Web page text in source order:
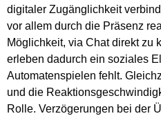
digitaler Zugänglichkeit
vor allem durch die Präsenz
Möglichkeit, via Chat direkt zu
erleben dadurch ein soziales
Automatenspielen fehlt.
und die
Rolle. Verzögerungen bei der